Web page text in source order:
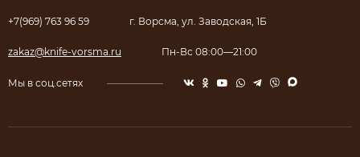
+7(969) 763 96 59 г. Ворсма, ул. Заводская, 1Б
zakaz@knife-vorsma.ru Пн-Вс 08:00—21:00
Мы в соц.сетях